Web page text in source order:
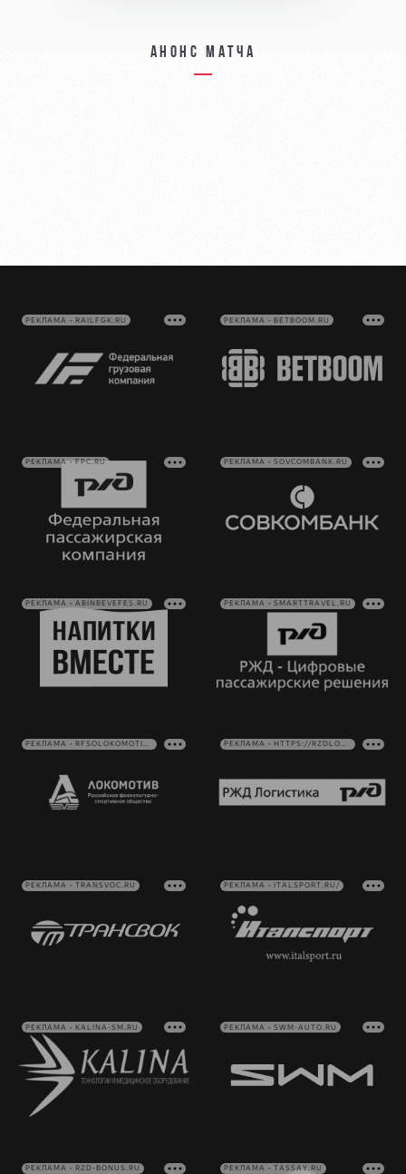
Анонс матча
РЕКЛАМА • RAILFGK.RU РЕКЛАМА • BETBOOM.RU
РЕКЛАМА • FPC.RU РЕКЛАМА • SOVCOMBANK.RU
РЕКЛАМА • ABINBEVEFES.RU РЕКЛАМА • SMARTTRAVEL.RU
РЕКЛАМА • RFSOLOKOMOTIV.RU РЕКЛАМА • HTTPS://RZDLOG.RU/
РЕКЛАМА • TRANSVOC.RU РЕКЛАМА • ITALSPORT.RU/
РЕКЛАМА • KALINA-SM.RU РЕКЛАМА • SWM-AUTO.RU
РЕКЛАМА • RZD-BONUS.RU РЕКЛАМА • TASSAY.RU